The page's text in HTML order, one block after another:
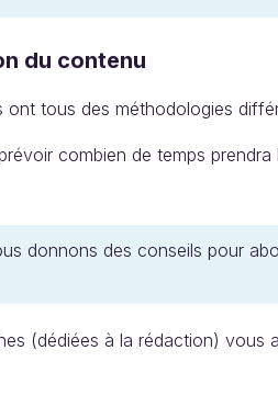
du contenu
ont tous des méthodologies
combien de temps
donnons des conseils pour
(dédiées à la rédaction) vous